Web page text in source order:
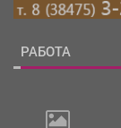
РАБОТА